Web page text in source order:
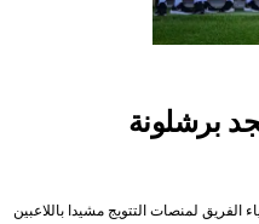
برشلونة
لمنصات التتويج مشيدا باللاعبين